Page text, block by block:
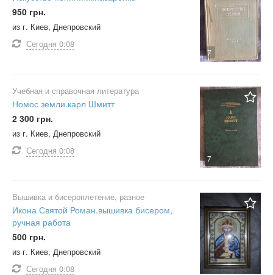
7
950 грн.
из г. Киев, Днепровский
Сегодня 0:08
7
Учебная и справочная литература
Номос земли.карл Шмитт
2 300 грн.
из г. Киев, Днепровский
Сегодня 0:08
Вышивка и бисероплетение, разное
Икона Святой Роман.вышивка бисером,
ручная работа
500 грн.
из г. Киев, Днепровский
Сегодня 0:08